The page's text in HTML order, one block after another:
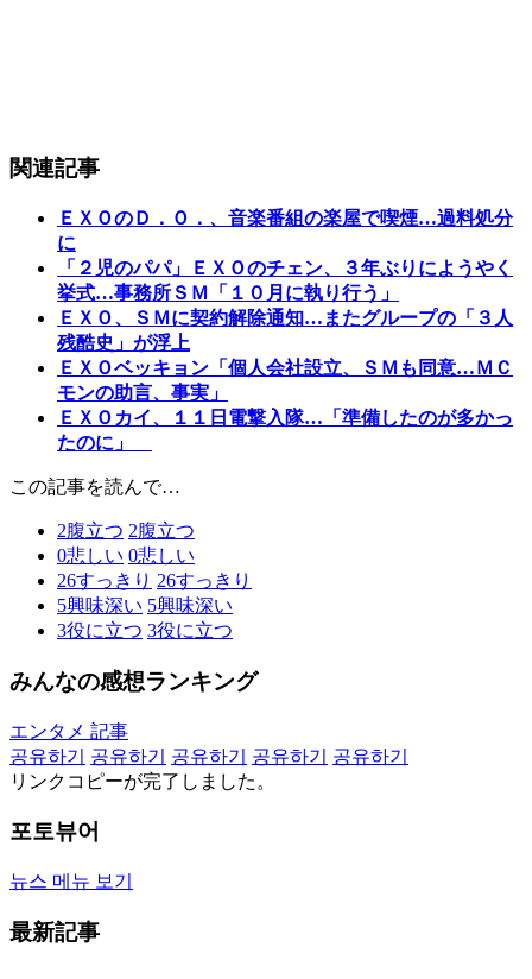
関連記事
ＥＸＯのＤ．Ｏ．、音楽番組の楽屋で喫煙…過料処分
に
「２児のパパ」ＥＸＯのチェン、３年ぶりにようやく
挙式…事務所ＳＭ「１０月に執り行う」
ＥＸＯ、ＳＭに契約解除通知…またグループの「３人
残酷史」が浮上
ＥＸＯベッキョン「個人会社設立、ＳＭも同意…ＭＣ
モンの助言、事実」
ＥＸＯカイ、１１日電撃入隊…「準備したのが多かっ
たのに」
この記事を読んで…
2腹立つ 2腹立つ
0悲しい 0悲しい
26すっきり 26すっきり
5興味深い 5興味深い
3役に立つ 3役に立つ
みんなの感想ランキング
エンタメ 記事
공유하기
공유하기 공유하기 공유하기
공유하기
リンクコピーが完了しました。
포토뷰어
뉴스 메뉴 보기
最新記事